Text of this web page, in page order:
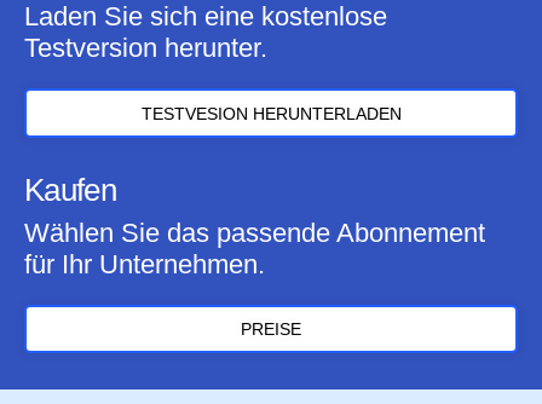
Laden Sie sich eine kostenlose
Testversion herunter.
TESTVESION HERUNTERLADEN
Kaufen
Wählen Sie das passende Abonnement
für Ihr Unternehmen.
PREISE